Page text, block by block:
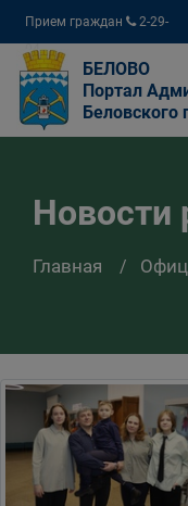
Прием граждан
2-29-
04
БЕЛОВО
Портал
Беловского
Новости
Главная